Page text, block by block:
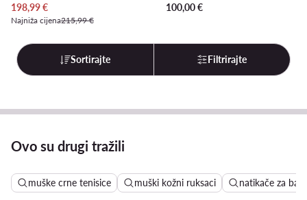
Trenutna cijena
198,99€
Najniža cijena215,99 €
100,00€
Sortirajte Filtrirajte
Ovo su drugi tražili
muške crne tenisice muški kožni ruksaci natikače za